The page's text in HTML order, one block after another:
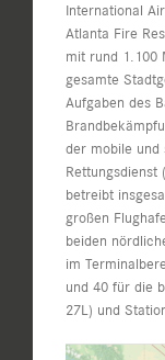
International
Atlanta Fire
mit rund 1.100
gesamte
Aufgaben des
der mobile und
Rettungsdienst
betreibt
großen
beiden
im
und 40 für die
27L) und